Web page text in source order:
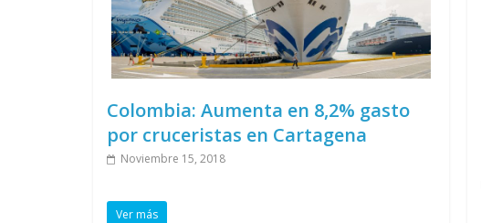
Colombia: Aumenta en 8,2% gasto
por cruceristas en Cartagena
Noviembre 15, 2018
Ver más